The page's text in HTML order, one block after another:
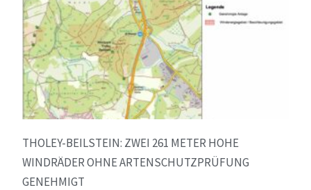
THOLEY-BEILSTEIN: ZWEI 261 METER HOHE
WINDRÄDER OHNE ARTENSCHUTZPRÜFUNG
GENEHMIGT